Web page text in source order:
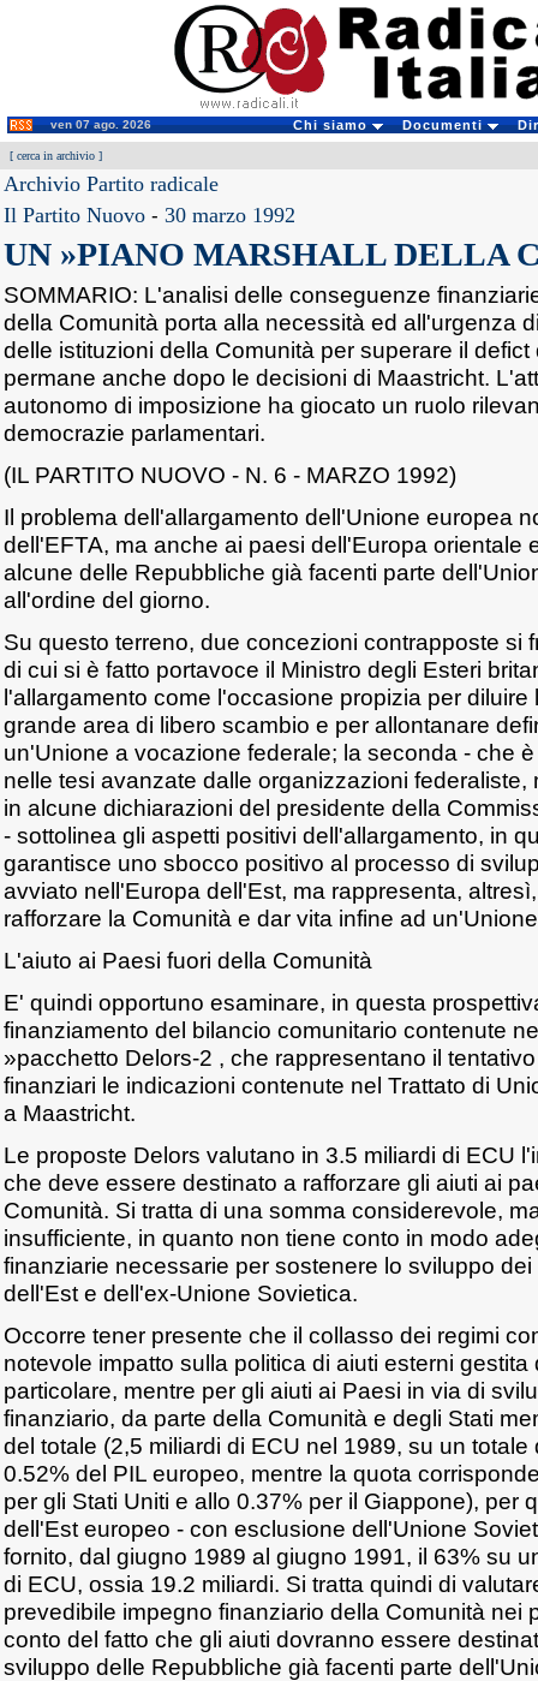
ven 07 ago. 2026 Chi siamo Documenti
[ cerca in archivio ]
Archivio Partito radicale
Il Partito Nuovo - 30 marzo 1992
UN »PIANO MARSHALL DELLA
SOMMARIO: L'analisi delle conseguenze
della Comunità porta alla necessità ed all'urgenza
delle istituzioni della Comunità per superare il
permane anche dopo le decisioni di Maastricht.
autonomo di imposizione ha giocato un ruolo
democrazie parlamentari.
(IL PARTITO NUOVO - N. 6 - MARZO 1992)
Il problema dell'allargamento dell'Unione europea
dell'EFTA, ma anche ai paesi dell'Europa orientale
alcune delle Repubbliche già facenti parte
all'ordine del giorno.
Su questo terreno, due concezioni contrapposte si
di cui si è fatto portavoce il Ministro degli Esteri
l'allargamento come l'occasione propizia per diluire
grande area di libero scambio e per allontanare
un'Unione a vocazione federale; la seconda - che
nelle tesi avanzate dalle organizzazioni federaliste,
in alcune dichiarazioni del presidente della
- sottolinea gli aspetti positivi dell'allargamento, in
garantisce uno sbocco positivo al processo di
avviato nell'Europa dell'Est, ma rappresenta,
rafforzare la Comunità e dar vita infine ad
L'aiuto ai Paesi fuori della Comunità
E' quindi opportuno esaminare, in questa
finanziamento del bilancio comunitario contenute
»pacchetto Delors-2 , che rappresentano il
finanziari le indicazioni contenute nel Trattato di
a Maastricht.
Le proposte Delors valutano in 3.5 miliardi di ECU
che deve essere destinato a rafforzare gli aiuti ai
Comunità. Si tratta di una somma considerevole,
insufficiente, in quanto non tiene conto in modo
finanziarie necessarie per sostenere lo sviluppo
dell'Est e dell'ex-Unione Sovietica.
Occorre tener presente che il collasso dei regimi
notevole impatto sulla politica di aiuti esterni gestita
particolare, mentre per gli aiuti ai Paesi in via di
finanziario, da parte della Comunità e degli Stati
del totale (2,5 miliardi di ECU nel 1989, su un totale
0.52% del PIL europeo, mentre la quota
per gli Stati Uniti e allo 0.37% per il Giappone), per
dell'Est europeo - con esclusione dell'Unione
fornito, dal giugno 1989 al giugno 1991, il 63% su
di ECU, ossia 19.2 miliardi. Si tratta quindi di
prevedibile impegno finanziario della Comunità nei
conto del fatto che gli aiuti dovranno essere
sviluppo delle Repubbliche già facenti parte